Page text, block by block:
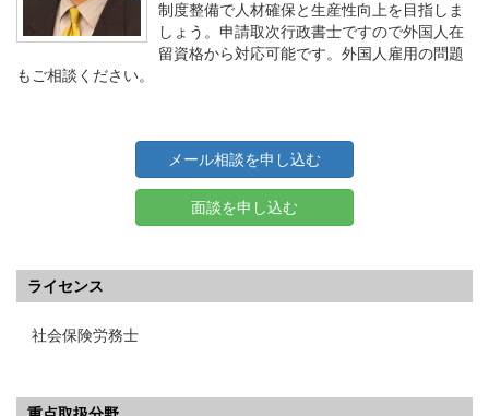
制度整備で人材確保と生産性向上を目指しま
しょう。申請取次行政書士ですので外国人在
留資格から対応可能です。外国人雇用の問題
もご相談ください。
メール相談を申し込む
面談を申し込む
ライセンス
社会保険労務士